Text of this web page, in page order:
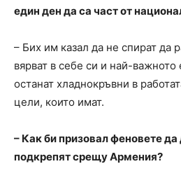
един ден да са част от
– Бих им казал да не спират да
вярват в себе си и най-важното
останат хладнокръвни в
цели, които имат.
– Как би призовал феновете да
подкрепят срещу Армения?